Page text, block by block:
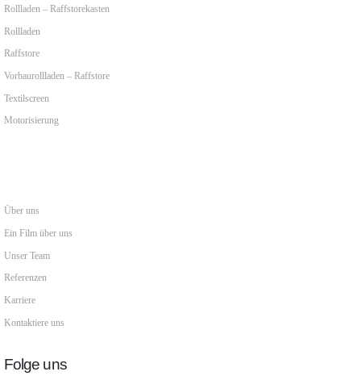
Rollladen – Raffstorekasten
Rollladen
Raffstore
Vorbaurollladen – Raffstore
Textilscreen
Motorisierung
Über uns
Ein Film über uns
Unser Team
Referenzen
Karriere
Kontaktiere uns
Folge uns